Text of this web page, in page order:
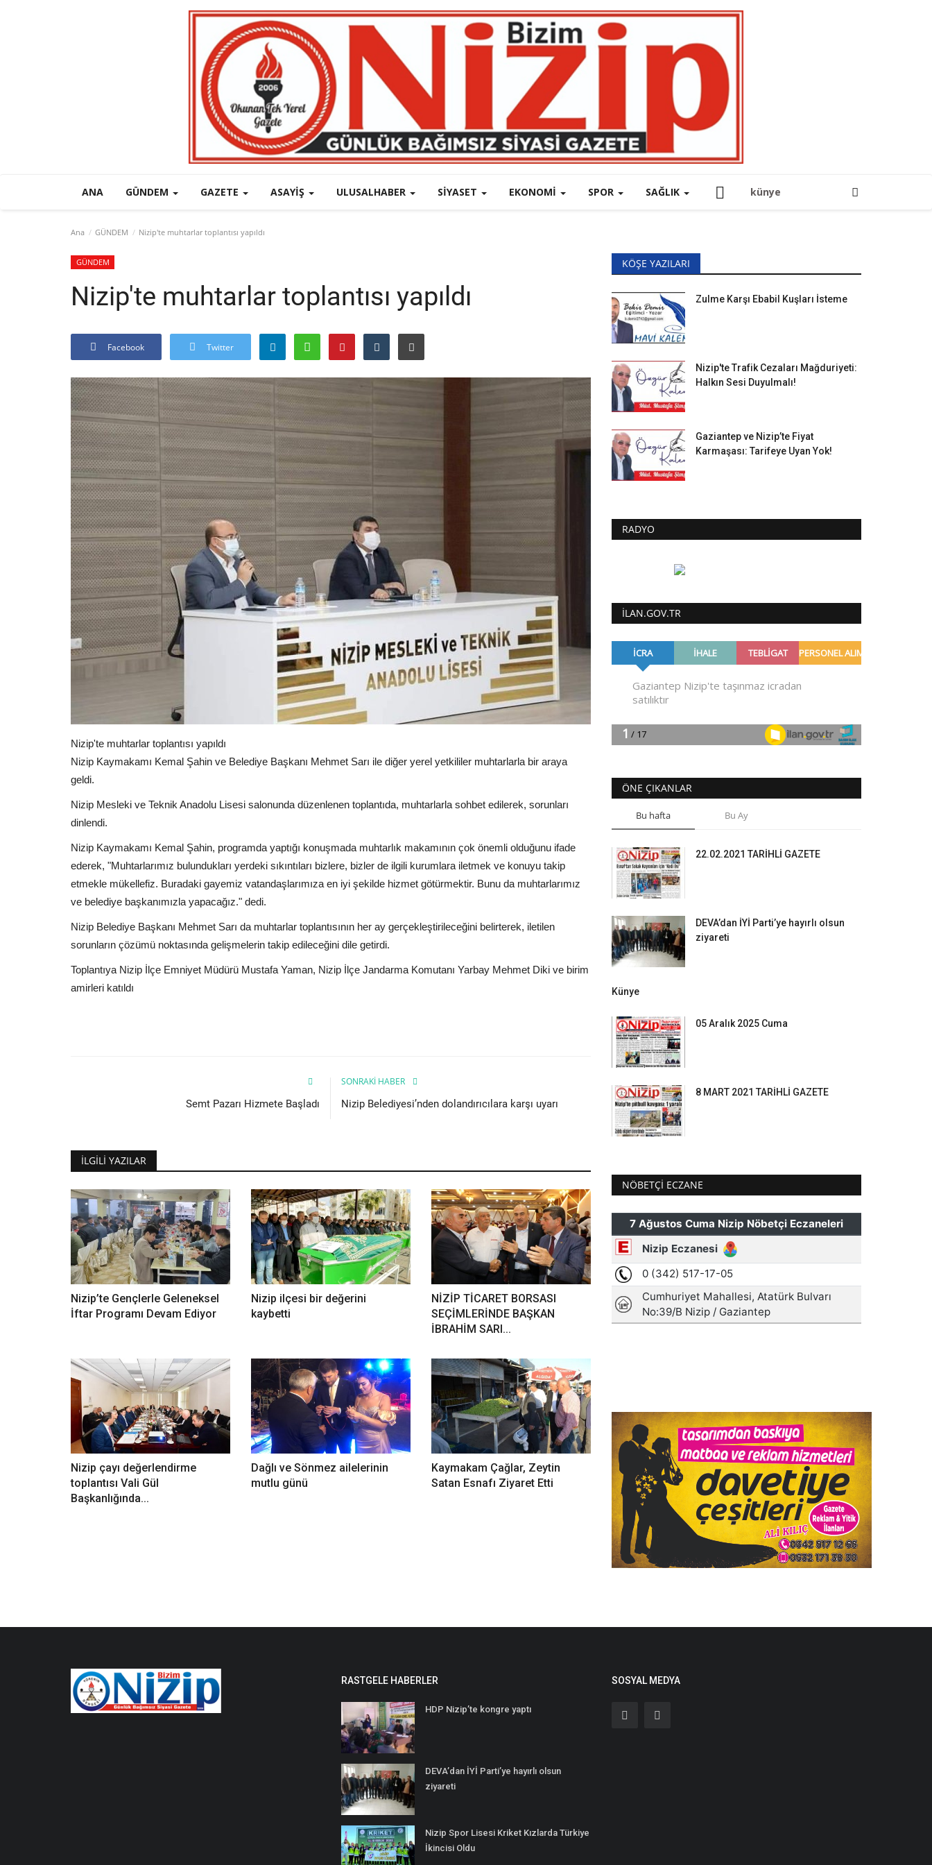
ANA GÜNDEM GAZETE ASAYIŞ ULUSALHABER SIYASET EKONOMI SPOR SAĞLIK künye
Ana GÜNDEM Nizip'te muhtarlar toplantısı yapıldı
GÜNDEM
Nizip'te muhtarlar toplantısı yapıldı
Facebook Twitter
Nizip'te muhtarlar toplantısı yapıldı
Nizip Kaymakamı Kemal Şahin ve Belediye Başkanı Mehmet Sarı ile diğer yerel yetkililer muhtarlarla bir araya
geldi.
Nizip Mesleki ve Teknik Anadolu Lisesi salonunda düzenlenen toplantıda, muhtarlarla sohbet edilerek, sorunları
dinlendi.
Nizip Kaymakamı Kemal Şahin, programda yaptığı konuşmada muhtarlık makamının çok önemli olduğunu ifade
ederek, "Muhtarlarımız bulundukları yerdeki sıkıntıları bizlere, bizler de ilgili kurumlara iletmek ve konuyu takip
etmekle mükellefiz. Buradaki gayemiz vatandaşlarımıza en iyi şekilde hizmet götürmektir. Bunu da muhtarlarımız
ve belediye başkanımızla yapacağız." dedi.
Nizip Belediye Başkanı Mehmet Sarı da muhtarlar toplantısının her ay gerçekleştirileceğini belirterek, iletilen
sorunların çözümü noktasında gelişmelerin takip edileceğini dile getirdi.
Toplantıya Nizip İlçe Emniyet Müdürü Mustafa Yaman, Nizip İlçe Jandarma Komutanı Yarbay Mehmet Diki ve birim
amirleri katıldı
Semt Pazarı Hizmete Başladı
SONRAKI HABER
Nizip Belediyesi’nden dolandırıcılara karşı uyarı
İLGILI YAZILAR
Nizip’te Gençlerle Geleneksel
İftar Programı Devam Ediyor
Nizip ilçesi bir değerini
kaybetti
NİZİP TİCARET BORSASI
SEÇİMLERİNDE BAŞKAN
İBRAHİM SARI...
Nizip çayı değerlendirme
toplantısı Vali Gül
Başkanlığında...
Dağlı ve Sönmez ailelerinin
mutlu günü
Kaymakam Çağlar, Zeytin
Satan Esnafı Ziyaret Etti
KÖŞE YAZILARI
Zulme Karşı Ebabil Kuşları İsteme
Nizip'te Trafik Cezaları Mağduriyeti:
Halkın Sesi Duyulmalı!
Gaziantep ve Nizip’te Fiyat
Karmaşası: Tarifeye Uyan Yok!
RADYO
ILAN.GOV.TR
ÖNE ÇIKANLAR
Bu hafta Bu Ay
22.02.2021 TARİHLİ GAZETE
DEVA’dan İYİ Parti’ye hayırlı olsun
ziyareti
Künye
05 Aralık 2025 Cuma
8 MART 2021 TARİHLİ GAZETE
NÖBETÇI ECZANE
RASTGELE HABERLER
HDP Nizip’te kongre yaptı
DEVA’dan İYİ Parti’ye hayırlı olsun
ziyareti
Nizip Spor Lisesi Kriket Kızlarda Türkiye
İkincisi Oldu
SOSYAL MEDYA